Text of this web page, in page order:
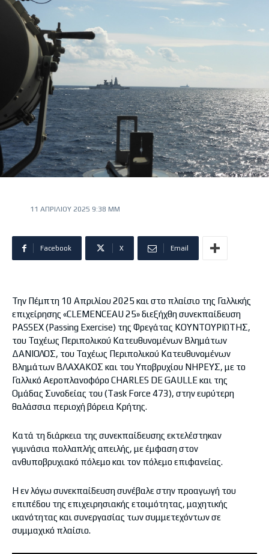
11 ΑΠΡΙΛΊΟΥ 2025 9:38 ΜΜ
Facebook X Email
Την Πέμπτη 10 Απριλίου 2025 και στο πλαίσιο της Γαλλικής
επιχείρησης «CLEMENCEAU 25» διεξήχθη συνεκπαίδευση
PASSEX (Passing Exercise) της Φρεγάτας ΚΟΥΝΤΟΥΡΙΩΤΗΣ,
του Ταχέως Περιπολικού Κατευθυνομένων Βλημάτων
ΔΑΝΙΟΛΟΣ, του Ταχέως Περιπολικού Κατευθυνομένων
Βλημάτων ΒΛΑΧΑΚΟΣ και του Υποβρυχίου ΝΗΡΕΥΣ, με το
Γαλλικό Αεροπλανοφόρο CHARLES DE GAULLE και της
Ομάδας Συνοδείας του (Task Force 473), στην ευρύτερη
θαλάσσια περιοχή βόρεια Κρήτης.
Κατά τη διάρκεια της συνεκπαίδευσης εκτελέστηκαν
γυμνάσια πολλαπλής απειλής, με έμφαση στον
ανθυποβρυχιακό πόλεμο και τον πόλεμο επιφανείας.
Η εν λόγω συνεκπαίδευση συνέβαλε στην προαγωγή του
επιπέδου της επιχειρησιακής ετοιμότητας, μαχητικής
ικανότητας και συνεργασίας των συμμετεχόντων σε
συμμαχικό πλαίσιο.